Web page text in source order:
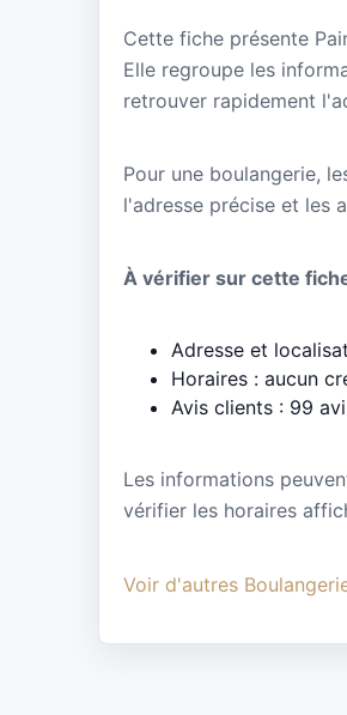
Cette fiche présente
Elle regroupe les
retrouver rapidement
Pour une boulangerie,
l'adresse précise et les
À vérifier sur cette
Adresse et
Horaires : aucun
Avis clients : 99
Les informations
vérifier les horaires
Voir d'autres